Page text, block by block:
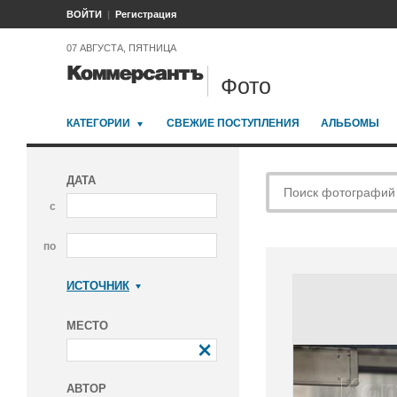
ВОЙТИ Регистрация
07 АВГУСТА, ПЯТНИЦА
Фото
КАТЕГОРИИ СВЕЖИЕ ПОСТУПЛЕНИЯ АЛЬБОМЫ
ДАТА
с
по
ИСТОЧНИК
МЕСТО
АВТОР